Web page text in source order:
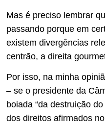
Mas é preciso lembrar
passando porque em
existem divergências
centrão, a direita
Por isso, na minha
– se o presidente da
boiada “da destruição
dos direitos afirmados